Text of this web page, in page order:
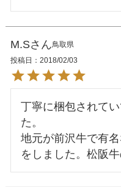
M.S
鳥取県
投稿日
2018/02/03
丁寧に梱包されて
た。
地元が前沢牛で有